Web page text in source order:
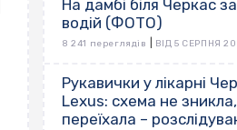
На дамбі біля Черкас
водій (ФОТО)
8 241 переглядів ВІД 5 СЕРПНЯ
Рукавички у лікарні
Lexus: схема не
переїхала –